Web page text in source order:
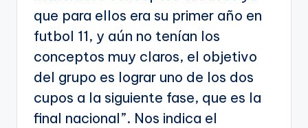
que para ellos era su primer año en
futbol 11, y aún no tenían los
conceptos muy claros, el objetivo
del grupo es lograr uno de los dos
cupos a la siguiente fase, que es la
final nacional”. Nos indica el